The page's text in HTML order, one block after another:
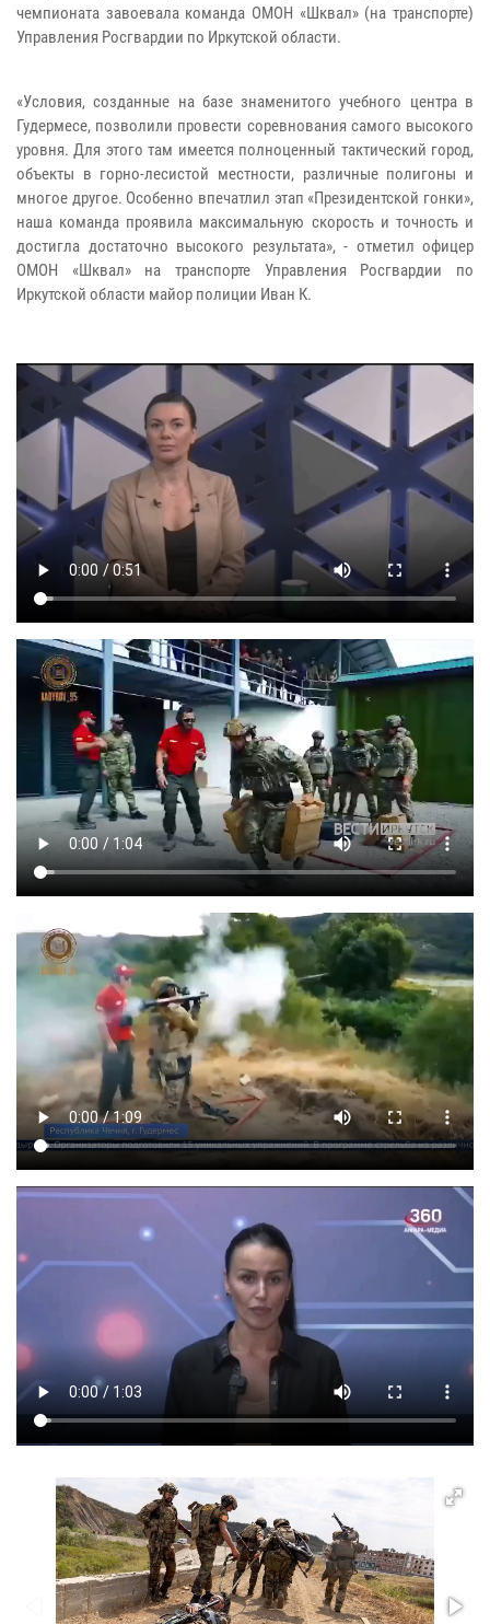
чемпионата завоевала команда ОМОН «Шквал» (на транспорте)
Управления Росгвардии по Иркутской области.
«Условия, созданные на базе знаменитого учебного центра в
Гудермесе, позволили провести соревнования самого высокого
уровня. Для этого там имеется полноценный тактический город,
объекты в горно-лесистой местности, различные полигоны и
многое другое. Особенно впечатлил этап «Президентской гонки»,
наша команда проявила максимальную скорость и точность и
достигла достаточно высокого результата», - отметил офицер
ОМОН «Шквал» на транспорте Управления Росгвардии по
Иркутской области майор полиции Иван К.